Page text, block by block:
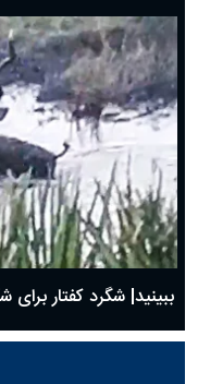
ببینید| شگرد کفتار